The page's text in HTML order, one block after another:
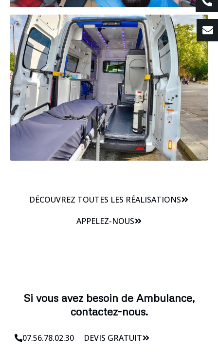
DÉCOUVREZ TOUTES LES RÉALISATIONS
APPELEZ-NOUS
Si vous avez besoin de Ambulance,
contactez-nous.
07.56.78.02.30 DEVIS GRATUIT